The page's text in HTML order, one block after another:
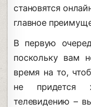
становятся
главное
В первую
поскольку вам
время на то,
не придется
телевидению –